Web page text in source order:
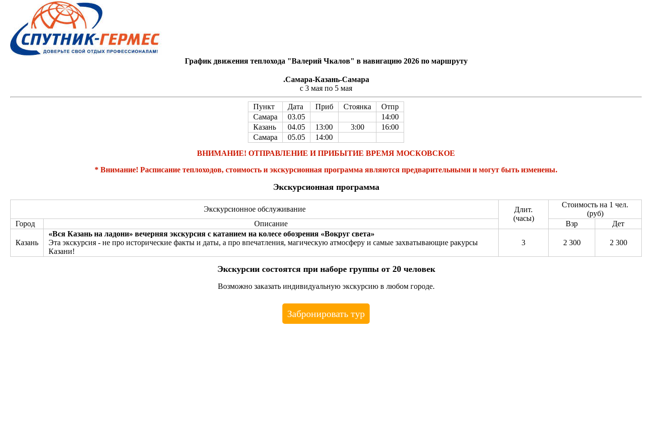
График движения теплохода "Валерий Чкалов" в навигацию 2026 по маршруту
.Самара-Казань-Самара
с 3 мая по 5 мая
Пункт Дата Приб Стоянка
Отпр
Самара
03.05
14:00
Казань
04.05 13:00 3:00
16:00
Самара
05.05
14:00
ВНИМАНИЕ! ОТПРАВЛЕНИЕ И ПРИБЫТИЕ ВРЕМЯ МОСКОВСКОЕ
* Внимание! Расписание теплоходов, стоимость и экскурсионная программа являются предварительными и могут быть изменены.
Экскурсионная программа
Экскурсионное обслуживание
Длит.
(часы)
Стоимость на 1 чел.
(руб)
Город
Описание Взр Дет
Казань
«Вся Казань на ладони» вечерняя экскурсия с катанием на колесе обозрения «Вокруг света»
Эта экскурсия - не про исторические факты и даты, а про впечатления, магическую атмосферу и самые захватывающие ракурсы
Казани!
3 2 300 2 300
Экскурсии состоятся при наборе группы от 20 человек
Возможно заказать индивидуальную экскурсию в любом городе.
Забронировать тур